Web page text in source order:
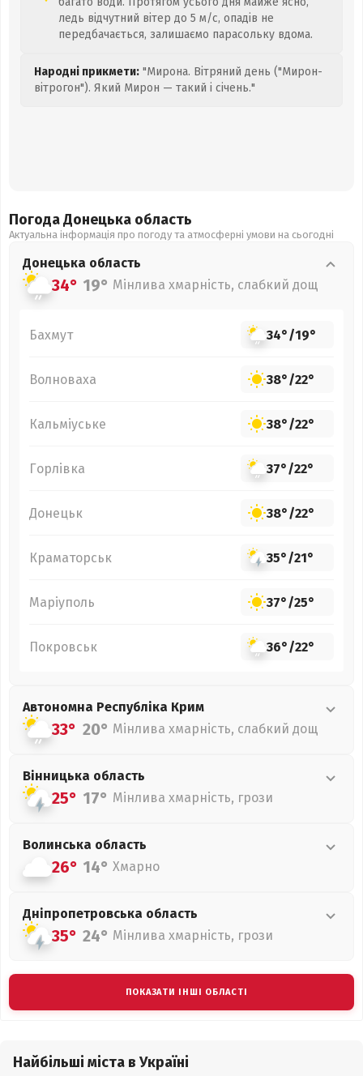
ледь відчутний вітер до 5 м/с, опадів не
передбачається, залишаємо парасольку вдома.
Народні прикмети: "Мирона. Вітряний день ("Мирон-
вітрогон"). Який Мирон — такий і січень."
Погода Донецька область
Актуальна інформація про погоду та атмосферні умови на сьогодні
Донецька область
34° 19° Мінлива хмарність, слабкий дощ
Бахмут 34°/19°
Волноваха 38°/22°
Кальміуське 38°/22°
Горлівка 37°/22°
Донецьк 38°/22°
Краматорськ 35°/21°
Маріуполь 37°/25°
Покровськ 36°/22°
Автономна Республіка Крим
33° 20° Мінлива хмарність, слабкий дощ
Вінницька область
25° 17° Мінлива хмарність, грози
Волинська область
26° 14° Хмарно
Дніпропетровська область
35° 24° Мінлива хмарність, грози
ПОКАЗАТИ ІНШІ ОБЛАСТІ
Найбільші міста в Україні